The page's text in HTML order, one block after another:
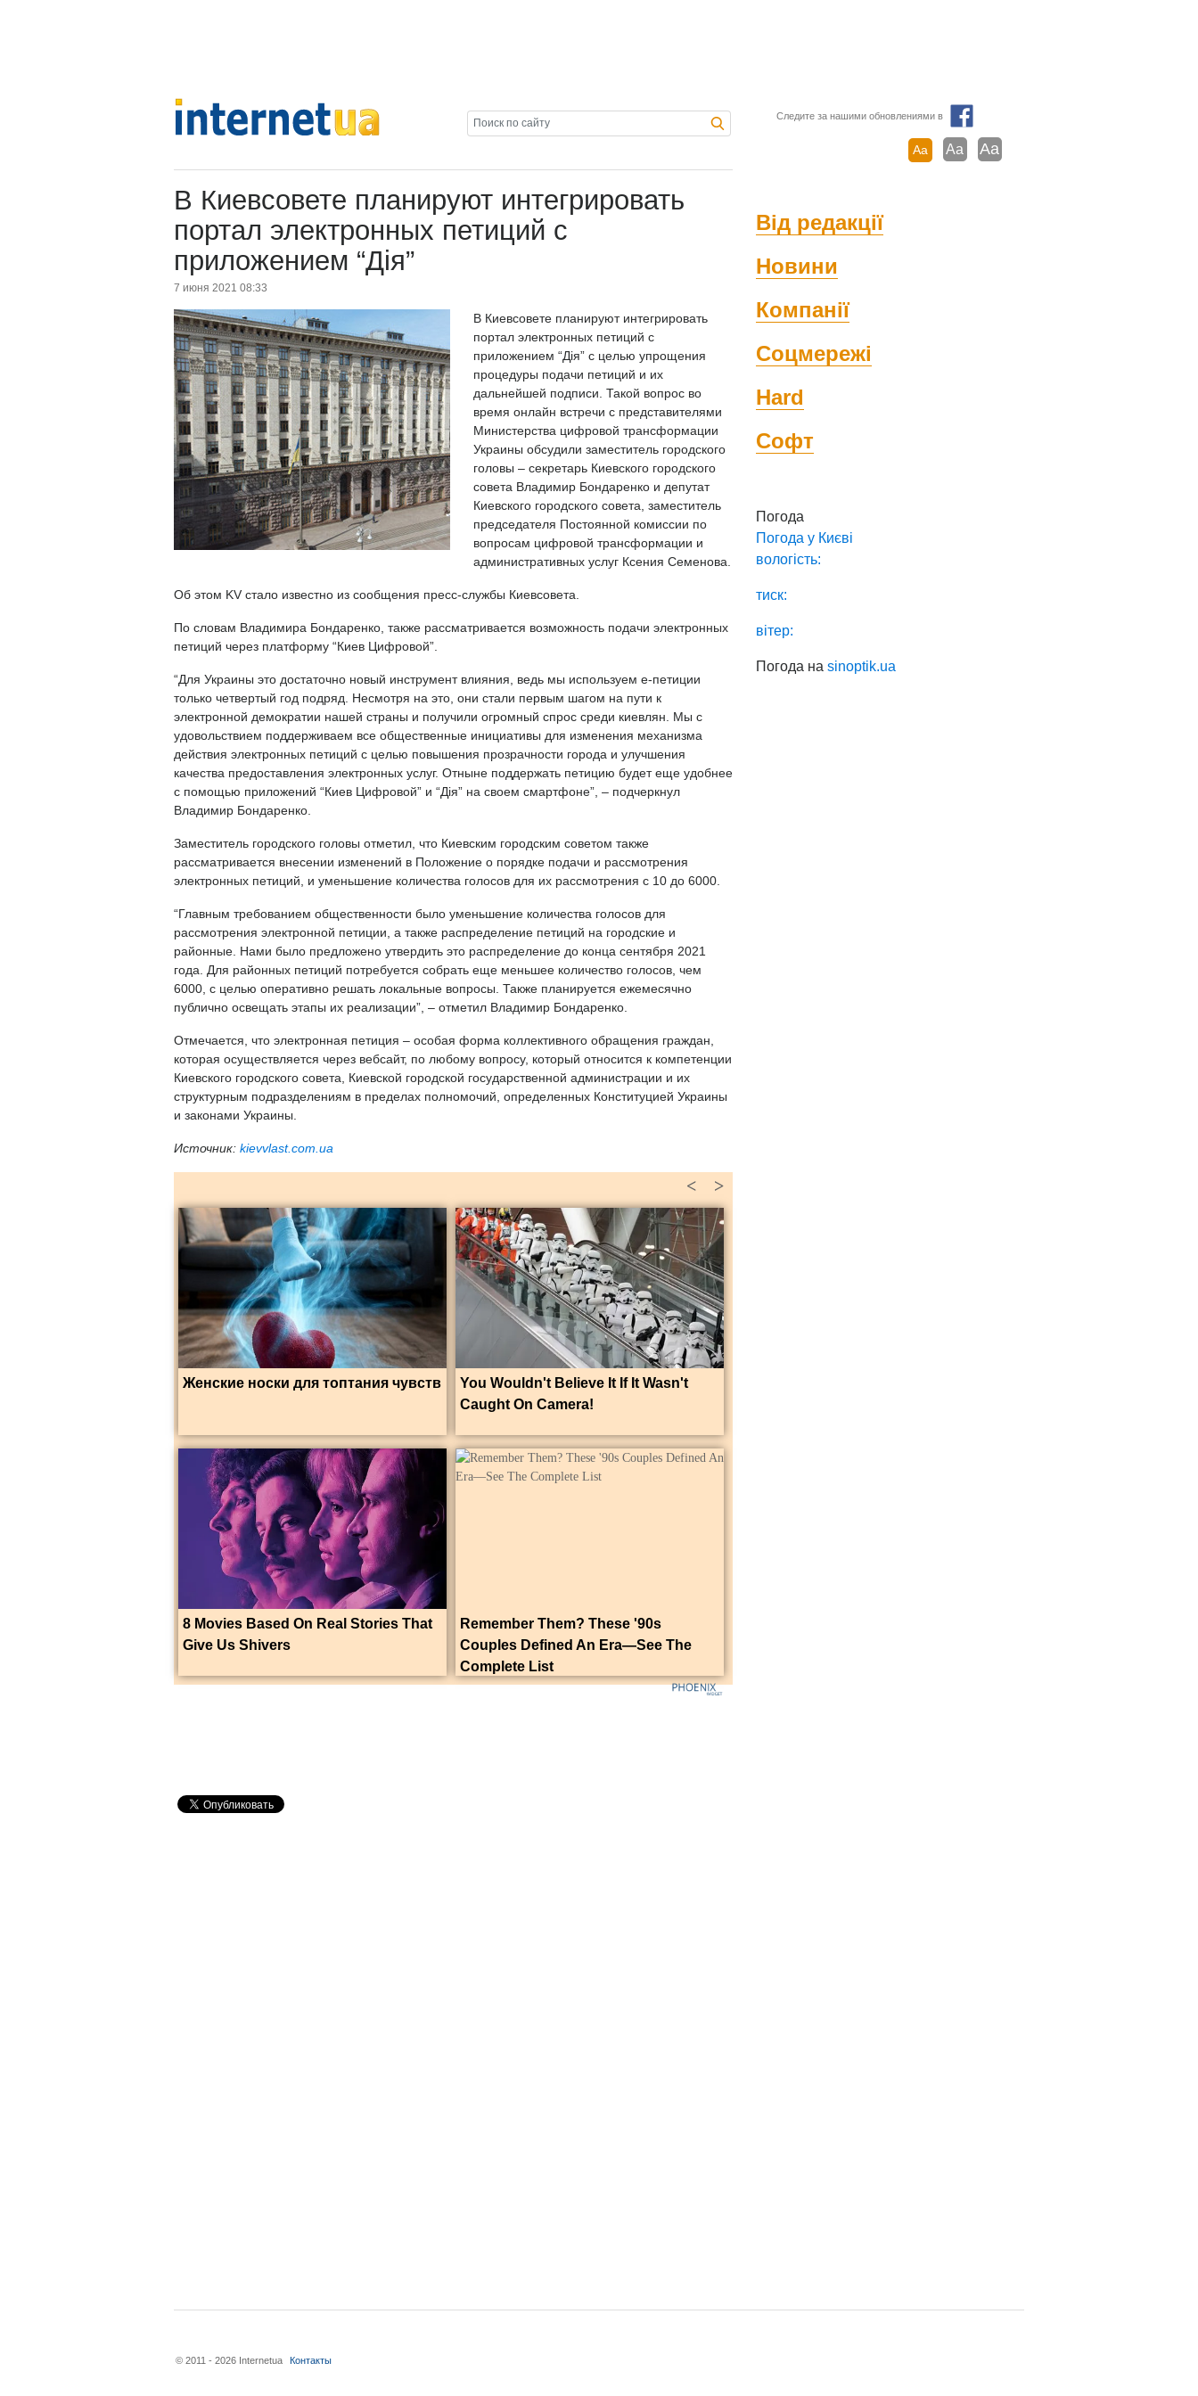
Следите за нашими обновлениями в
Aa Aa Aa
В Киевсовете планируют интегрировать
портал электронных петиций с
приложением “Дія”
7 июня 2021 08:33
В Киевсовете планируют интегрировать
портал электронных петиций с
приложением “Дія” с целью упрощения
процедуры подачи петиций и их
дальнейшей подписи. Такой вопрос во
время онлайн встречи с представителями
Министерства цифровой трансформации
Украины обсудили заместитель городского
головы – секретарь Киевского городского
совета Владимир Бондаренко и депутат
Киевского городского совета, заместитель
председателя Постоянной комиссии по
вопросам цифровой трансформации и
административных услуг Ксения Семенова.
Об этом KV стало известно из сообщения пресс-службы Киевсовета.
По словам Владимира Бондаренко, также рассматривается возможность подачи электронных
петиций через платформу “Киев Цифровой”.
“Для Украины это достаточно новый инструмент влияния, ведь мы используем е-петиции
только четвертый год подряд. Несмотря на это, они стали первым шагом на пути к
электронной демократии нашей страны и получили огромный спрос среди киевлян. Мы с
удовольствием поддерживаем все общественные инициативы для изменения механизма
действия электронных петиций с целью повышения прозрачности города и улучшения
качества предоставления электронных услуг. Отныне поддержать петицию будет еще удобнее
с помощью приложений “Киев Цифровой” и “Дія” на своем смартфоне”, – подчеркнул
Владимир Бондаренко.
Заместитель городского головы отметил, что Киевским городским советом также
рассматривается внесении изменений в Положение о порядке подачи и рассмотрения
электронных петиций, и уменьшение количества голосов для их рассмотрения с 10 до 6000.
“Главным требованием общественности было уменьшение количества голосов для
рассмотрения электронной петиции, а также распределение петиций на городские и
районные. Нами было предложено утвердить это распределение до конца сентября 2021
года. Для районных петиций потребуется собрать еще меньшее количество голосов, чем
6000, с целью оперативно решать локальные вопросы. Также планируется ежемесячно
публично освещать этапы их реализации”, – отметил Владимир Бондаренко.
Отмечается, что электронная петиция – особая форма коллективного обращения граждан,
которая осуществляется через вебсайт, по любому вопросу, который относится к компетенции
Киевского городского совета, Киевской городской государственной администрации и их
структурным подразделениям в пределах полномочий, определенных Конституцией Украины
и законами Украины.
Источник: kievvlast.com.ua
>
<
Женские носки для топтания чувств
You Wouldn't Believe It If It Wasn't
Caught On Camera!
8 Movies Based On Real Stories That
Give Us Shivers
Remember Them? These '90s
Couples Defined An Era—See The
Complete List
Від редакції
Новини
Компанії
Соцмережі
Hard
Софт
Погода
Погода у Києві
вологість:
тиск:
вітер:
Погода наsinoptik.ua
© 2011 - 2026 Internetua Контакты